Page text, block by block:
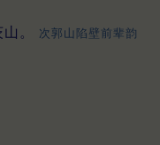
。
次郭山陷壁前辈韵